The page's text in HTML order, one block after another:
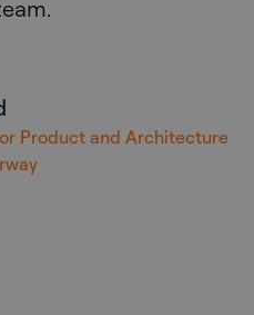
Product and Architecture